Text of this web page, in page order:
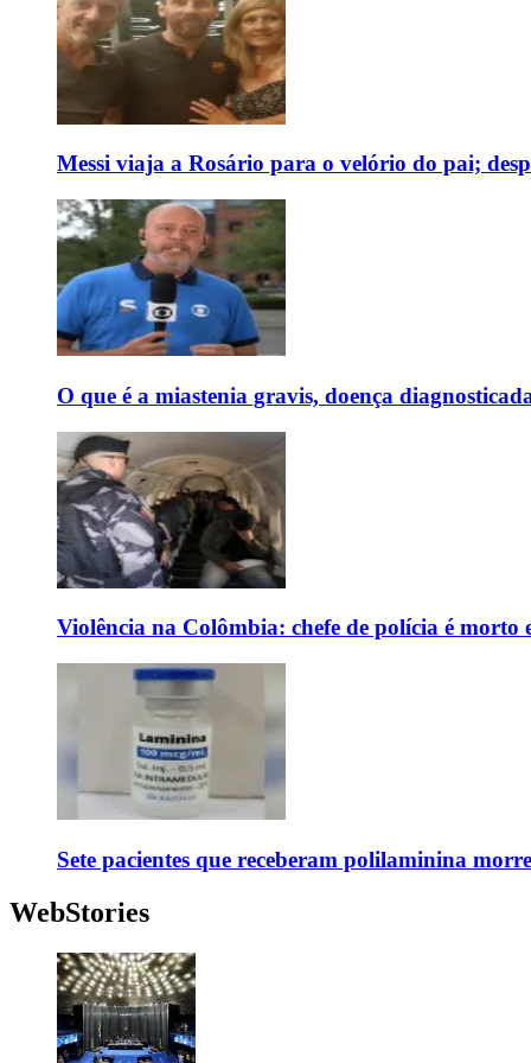
Messi viaja a Rosário para o velório do pai;
O que é a miastenia gravis, doença
Violência na Colômbia: chefe de polícia é morto
Sete pacientes que receberam polilaminina
WebStories